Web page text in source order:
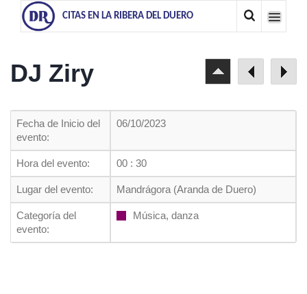
CITAS EN LA RIBERA DEL DUERO
DJ Ziry
Fecha de Inicio del
evento:
06/10/2023
Hora del evento: 00 : 30
Lugar del evento: Mandrágora (Aranda de Duero)
Categoría del
evento:
Música, danza